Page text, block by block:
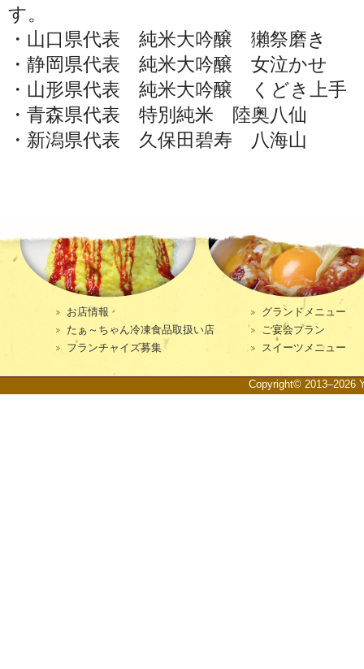
す。
・山口県代表 純米大吟醸 獺祭磨き
・静岡県代表 純米大吟醸 女泣かせ
・山形県代表 純米大吟醸 くどき上手
・青森県代表 特別純米 陸奥八仙
・新潟県代表 久保田碧寿 八海山
お店情報
たぁ～ちゃん冷凍食品取扱い店
フランチャイズ募集
グランドメニュー
ご宴会プラン
スイーツメニュー
Copyright© 2013–2026